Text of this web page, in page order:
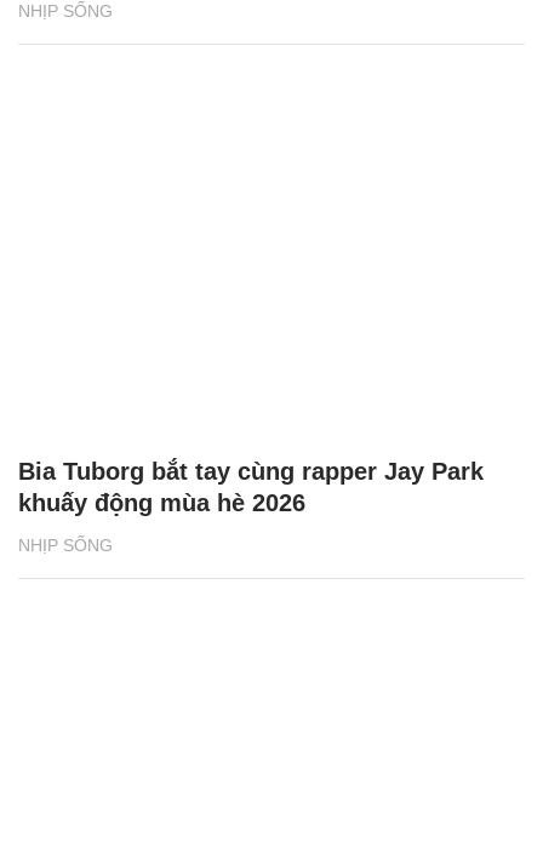
NHỊP SỐNG
NHỊP SỐNG
Bia Tuborg bắt tay cùng rapper Jay Park
khuấy động mùa hè 2026